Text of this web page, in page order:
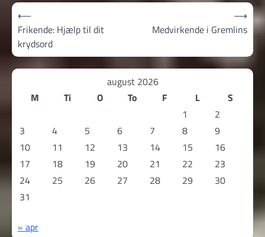
Indlægsnavigation
⟵
Frikende: Hjælp til dit
krydsord
Medvirkende i Gremlins
⟶
august 2026
M
Ti O To F L
S
1
2
3
4 5 6 7 8
9
10
11 12 13 14 15
16
17
18 19 20 21 22
23
24
25 26 27 28 29
30
31
« apr